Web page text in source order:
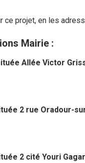
ce projet, en les
Mairie :
Allée Victor
2 rue Oradour-
2 cité Youri